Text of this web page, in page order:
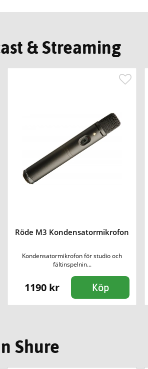
& Streaming
Röde M3 Kondensatormikrofon
Kondensatormikrofon för studio och
fältinspelnin...
1190 kr Köp
Shure